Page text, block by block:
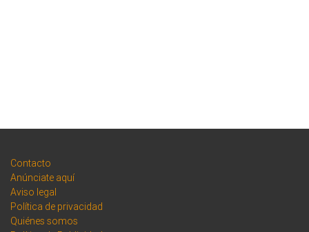
Contacto
Anúnciate aquí
Aviso legal
Política de privacidad
Quiénes somos